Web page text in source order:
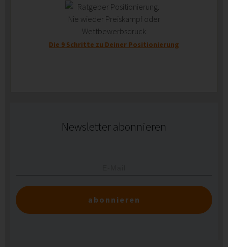
Die 9 Schritte zu Deiner Positionierung
Newsletter abonnieren
abonnieren